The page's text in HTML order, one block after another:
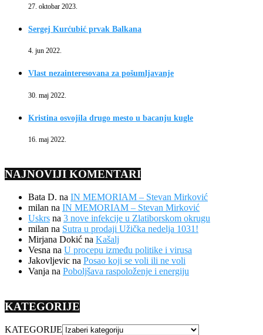
27. oktobar 2023.
Sergej Kurćubić prvak Balkana
4. jun 2022.
Vlast nezainteresovana za pošumljavanje
30. maj 2022.
Kristina osvojila drugo mesto u bacanju kugle
16. maj 2022.
NAJNOVIJI KOMENTARI
Bata D. na IN MEMORIAM – Stevan Mirković
milan na IN MEMORIAM – Stevan Mirković
Uskrs na 3 nove infekcije u Zlatiborskom okrugu
milan na Sutra u prodaji Užička nedelja 1031!
Mirjana Dokić na Kašalj
Vesna na U procepu između politike i virusa
Jakovljevic na Posao koji se voli ili ne voli
Vanja na Poboljšava raspoloženje i energiju
KATEGORIJE
KATEGORIJE